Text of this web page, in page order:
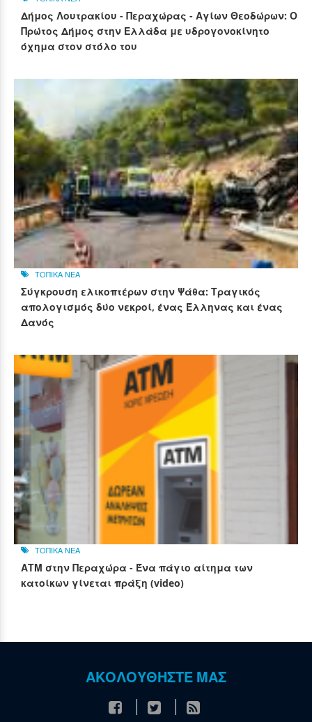
Δήμος Λουτρακίου - Περαχώρας - Αγίων Θεοδώρων: Ο
Πρώτος Δήμος στην Ελλάδα με υδρογονοκίνητο
όχημα στον στόλο του
ΤΟΠΙΚΑ ΝΕΑ
Σύγκρουση ελικοπτέρων στην Ψάθα: Τραγικός
απολογισμός δύο νεκροί, ένας Έλληνας και ένας
Δανός
ΤΟΠΙΚΑ ΝΕΑ
ΑΤΜ στην Περαχώρα - Ένα πάγιο αίτημα των
κατοίκων γίνεται πράξη (video)
ΑΚΟΛΟΥΘΗΣΤΕ ΜΑΣ